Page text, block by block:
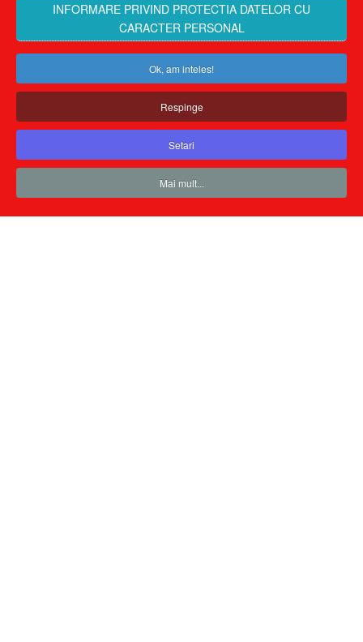
INFORMARE PRIVIND PROTECTIA DATELOR CU
CARACTER PERSONAL
Ok, am inteles!
Respinge
Setari
Mai mult...